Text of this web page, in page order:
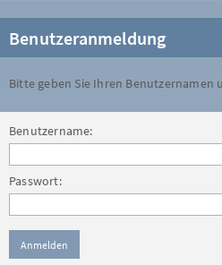
Benutzeranmeldung
Bitte geben Sie Ihren Benutzernamen
Benutzername:
Passwort: